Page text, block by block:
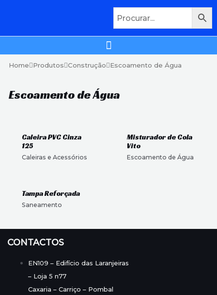
Home Produtos Construção Escoamento de Água
Escoamento de Água
Caleira PVC Cinza
125
Caleiras e Acessórios
Misturador de Cola
Vito
Escoamento de Água
Tampa Reforçada
Saneamento
CONTACTOS
EN109 – Edifício das Laranjeiras
– Loja 5 n77
Caxaria – Carriço – Pombal